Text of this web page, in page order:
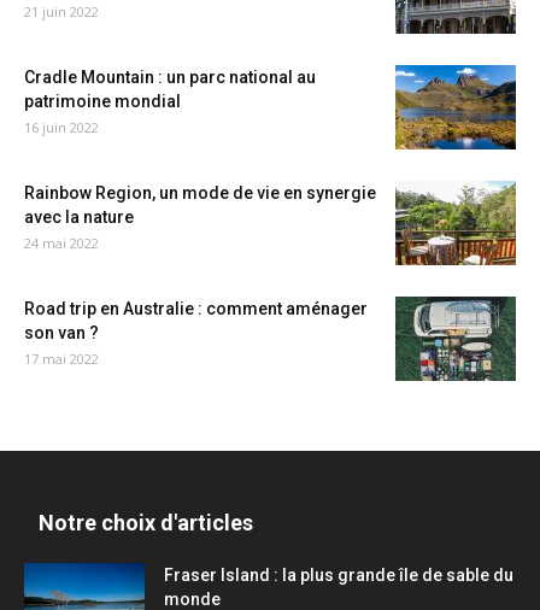
21 juin 2022
Cradle Mountain : un parc national au
patrimoine mondial
16 juin 2022
Rainbow Region, un mode de vie en synergie
avec la nature
24 mai 2022
Road trip en Australie : comment aménager
son van ?
17 mai 2022
Notre choix d'articles
Fraser Island : la plus grande île de sable du
monde